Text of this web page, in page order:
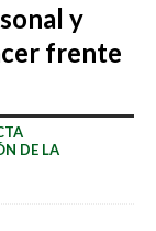
y
frente
DE LA